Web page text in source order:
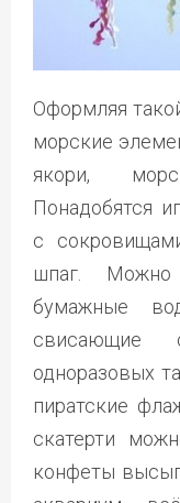
Оформляя
морские
якори,
Понадобятся
с
шпаг.
бумажные
одноразовых
пиратские
скатерти
конфеты